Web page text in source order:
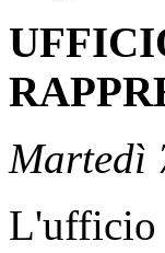
Martedì
L'ufficio